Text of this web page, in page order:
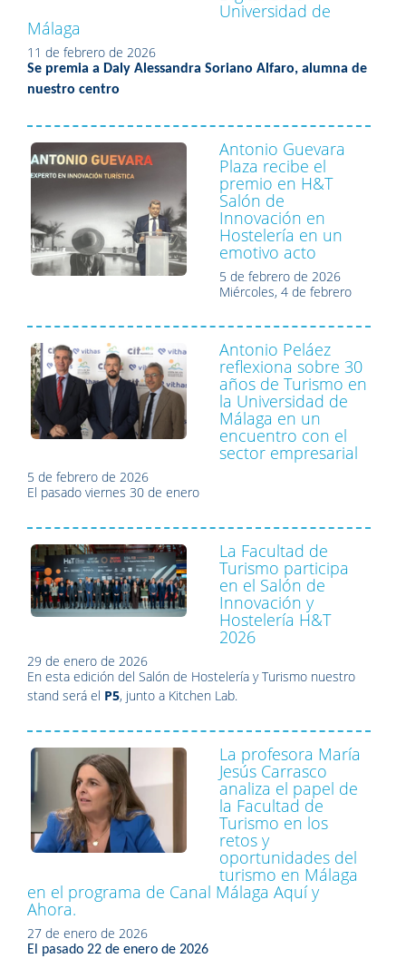
Universidad de
Málaga
11 de febrero de 2026
Se premia a Daly Alessandra Soriano Alfaro, alumna de
nuestro centro
Antonio Guevara
Plaza recibe el
premio en H&T
Salón de
Innovación en
Hostelería en un
emotivo acto
5 de febrero de 2026
Miércoles, 4 de febrero
Antonio Peláez
reflexiona sobre 30
años de Turismo en
la Universidad de
Málaga en un
encuentro con el
sector empresarial
5 de febrero de 2026
El pasado viernes 30 de enero
La Facultad de
Turismo participa
en el Salón de
Innovación y
Hostelería H&T
2026
29 de enero de 2026
En esta edición del Salón de Hostelería y Turismo nuestro
stand será el P5, junto a Kitchen Lab.
La profesora María
Jesús Carrasco
analiza el papel de
la Facultad de
Turismo en los
retos y
oportunidades del
turismo en Málaga
en el programa de Canal Málaga Aquí y
Ahora.
27 de enero de 2026
El pasado 22 de enero de 2026